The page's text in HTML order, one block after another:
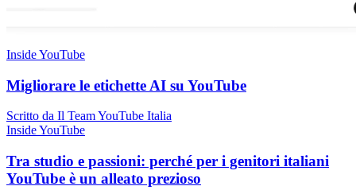
Inside YouTube
Migliorare le etichette AI su YouTube
Scritto da Il Team YouTube Italia
Inside YouTube
Tra studio e passioni: perché per i genitori italiani
YouTube è un alleato prezioso